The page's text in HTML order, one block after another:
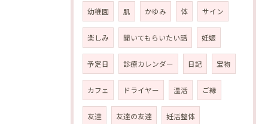
幼稚園 肌 かゆみ 体 サイン
楽しみ 聞いてもらいたい話 妊娠
予定日 診療カレンダー 日記 宝物
カフェ ドライヤー 温活 ご縁
友達 友達の友達 妊活整体